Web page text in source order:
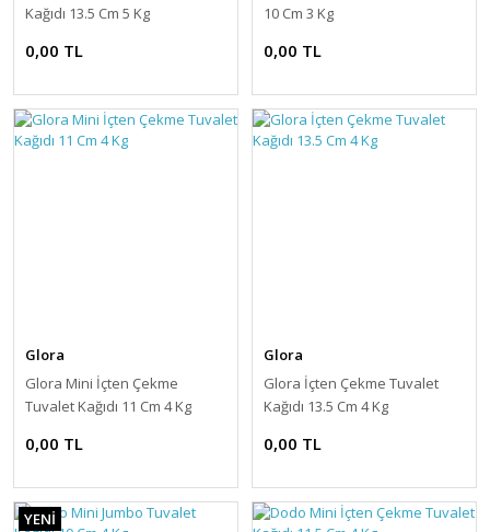
Kağıdı 13.5 Cm 5 Kg
0,00 TL
10 Cm 3 Kg
0,00 TL
Glora
Glora Mini İçten Çekme
Tuvalet Kağıdı 11 Cm 4 Kg
0,00 TL
Glora
Glora İçten Çekme Tuvalet
Kağıdı 13.5 Cm 4 Kg
0,00 TL
YENİ